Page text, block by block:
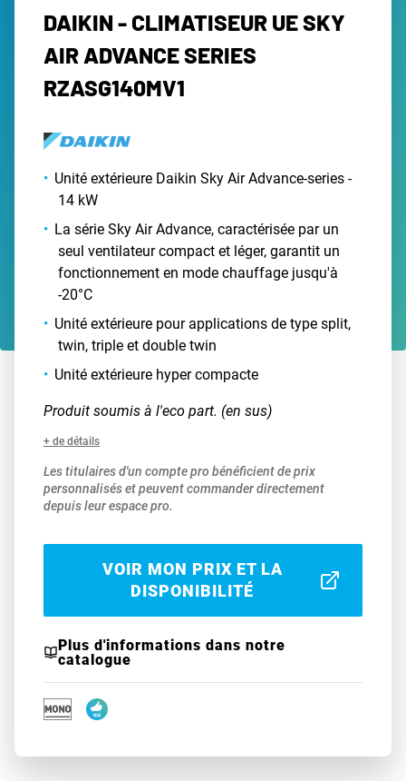
DAIKIN - CLIMATISEUR UE SKY
AIR ADVANCE SERIES
RZASG140MV1
Unité extérieure Daikin Sky Air Advance-series -
14 kW
La série Sky Air Advance, caractérisée par un
seul ventilateur compact et léger, garantit un
fonctionnement en mode chauffage jusqu'à
-20°C
Unité extérieure pour applications de type split,
twin, triple et double twin
Unité extérieure hyper compacte
Produit soumis à l'eco part. (en sus)
+ de détails
Les titulaires d'un compte pro bénéficient de prix
personnalisés et peuvent commander directement
depuis leur espace pro.
VOIR MON PRIX ET LA
DISPONIBILITÉ
Plus d'informations dans notre
catalogue